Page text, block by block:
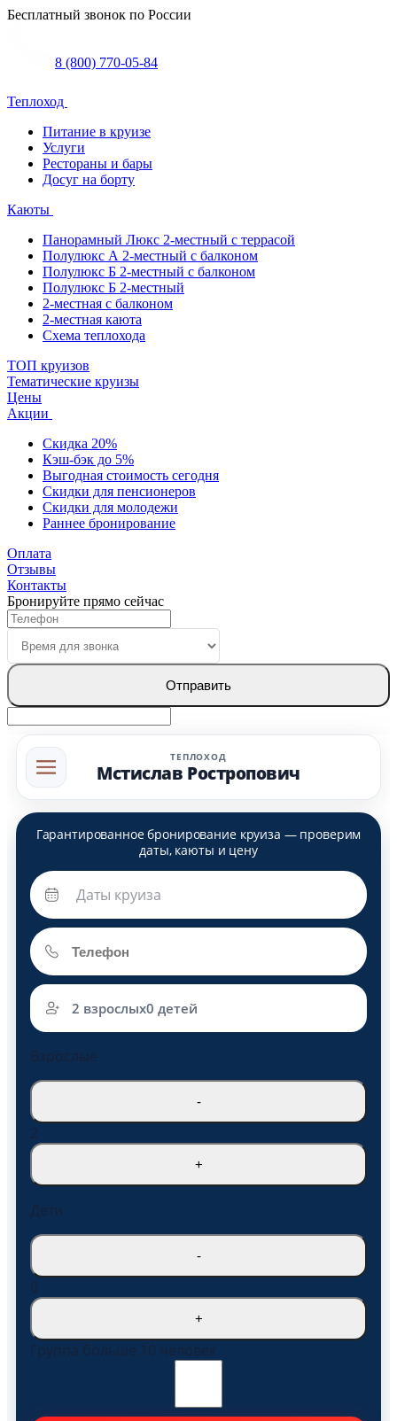
Бесплатный звонок по России
8 (800) 770-05-84
Теплоход
Питание в круизе
Услуги
Рестораны и бары
Досуг на борту
Каюты
Панорамный Люкс 2-местный с террасой
Полулюкс А 2-местный с балконом
Полулюкс Б 2-местный с балконом
Полулюкс Б 2-местный
2-местная с балконом
2-местная каюта
Схема теплохода
ТОП круизов
Тематические круизы
Цены
Акции
Скидка 20%
Кэш-бэк до 5%
Выгодная стоимость сегодня
Скидки для пенсионеров
Скидки для молодежи
Раннее бронирование
Оплата
Отзывы
Контакты
Бронируйте прямо сейчас
Отправить
2 взрослых0 детей
Взрослые
-
2
+
Дети
-
0
+
Группа больше 10 человек